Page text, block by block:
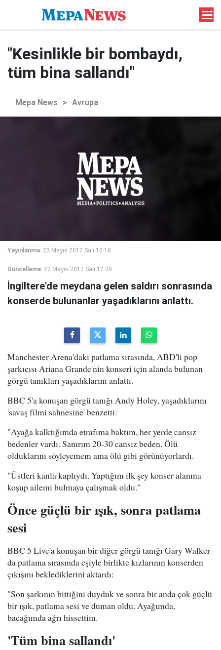
"Kesinlikle bir bombaydı,
tüm bina sallandı"
Mepa News > Avrupa
Yayınlanma: 23 Mayıs 2017 Salı 10:18
Güncelleme: 23 Mayıs 2017 Salı 12:39
İngiltere'de meydana gelen saldırı sonrasında
konserde bulunanlar yaşadıklarını anlattı.
Manchester Arena'daki patlama sırasında, ABD'li pop
şarkıcısı Ariana Grande'nin konseri için alanda bulunan
görgü tanıkları yaşadıklarını anlattı.
BBC 5'a konuşan görgü tanığı Andy Holey, yaşadıklarını
'savaş filmi sahnesine' benzetti:
"Ayağa kalktığımda etrafıma baktım, her yerde cansız
bedenler vardı. Sanırım 20-30 cansız beden. Ölü
olduklarını söyleyemem ama ölü gibi görünüyorlardı.
"Üstleri kanla kaplıydı. Yaptığım ilk şey konser alanına
koşup ailemi bulmaya çalışmak oldu."
Önce güçlü bir ışık, sonra patlama
sesi
BBC 5 Live'a konuşan bir diğer görgü tanığı Gary Walker
da patlama sırasında eşiyle birlikte kızlarının konserden
çıkışını beklediklerini aktardı:
"Son şarkının bittiğini duyduk ve sonra bir anda çok güçlü
bir ışık, patlama sesi ve duman oldu. Ayağımda,
bacağımda ağrı hissettim.
'Tüm bina sallandı'